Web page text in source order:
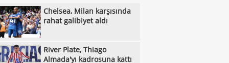
imza
Chelsea, Milan karşısında rahat galibiyet
River Plate, Thiago Almada'yı kadrosuna
Muğlaspor, Iğdır FK'den Ahmet Engin'i
Chelsea, Milan karşısında
rahat galibiyet aldı
River Plate, Thiago
Almada'yı kadrosuna kattı